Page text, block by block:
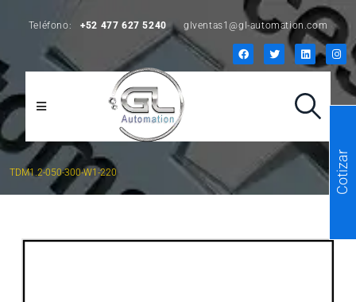
Teléfono: +52 477 627 5240 glventas1@gl-automation.com
TDM1.2-050-300-W1-220 Cotizar